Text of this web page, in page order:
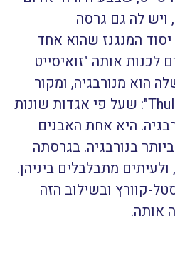
ויש לה גם גרסה
המנגנז שהוא אחד
לכנות אותה "זואיסייט
הוא מנורבגיה, ומקור
השם במילה הלטינית "Thule": שעל פי אגדות שונות
היא אחת האבנים
בנורבגיה. בגרסתה
ולעיתים מתבלבלים ביניהן.
קוורץ ובשילוב הזה
אותה.